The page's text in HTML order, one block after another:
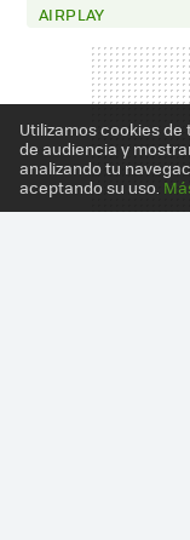
AIRPLAY
Utilizamos cookies
de audiencia y
analizando tu
aceptando su uso.